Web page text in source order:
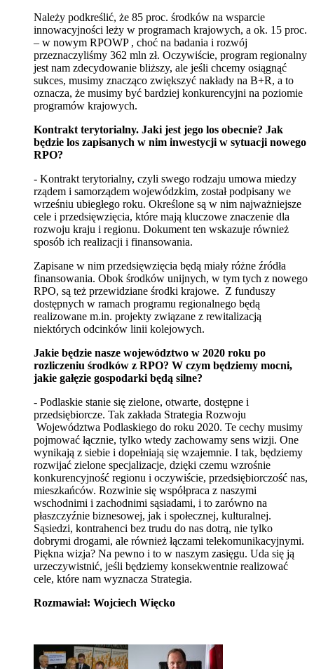
Należy podkreślić, że 85 proc. środków na wsparcie
innowacyjności leży w programach krajowych, a ok. 15 proc.
– w nowym RPOWP , choć na badania i rozwój
przeznaczyliśmy 362 mln zł. Oczywiście, program regionalny
jest nam zdecydowanie bliższy, ale jeśli chcemy osiągnąć
sukces, musimy znacząco zwiększyć nakłady na B+R, a to
oznacza, że musimy być bardziej konkurencyjni na poziomie
programów krajowych.
Kontrakt terytorialny. Jaki jest jego los obecnie? Jak
będzie los zapisanych w nim inwestycji w sytuacji nowego
RPO?
- Kontrakt terytorialny, czyli swego rodzaju umowa miedzy
rządem i samorządem wojewódzkim, został podpisany we
wrześniu ubiegłego roku. Określone są w nim najważniejsze
cele i przedsięwzięcia, które mają kluczowe znaczenie dla
rozwoju kraju i regionu. Dokument ten wskazuje również
sposób ich realizacji i finansowania.
Zapisane w nim przedsięwzięcia będą miały różne źródła
finansowania. Obok środków unijnych, w tym tych z nowego
RPO, są też przewidziane środki krajowe. Z funduszy
dostępnych w ramach programu regionalnego będą
realizowane m.in. projekty związane z rewitalizacją
niektórych odcinków linii kolejowych.
Jakie będzie nasze województwo w 2020 roku po
rozliczeniu środków z RPO? W czym będziemy mocni,
jakie gałęzie gospodarki będą silne?
- Podlaskie stanie się zielone, otwarte, dostępne i
przedsiębiorcze. Tak zakłada Strategia Rozwoju
Województwa Podlaskiego do roku 2020. Te cechy musimy
pojmować łącznie, tylko wtedy zachowamy sens wizji. One
wynikają z siebie i dopełniają się wzajemnie. I tak, będziemy
rozwijać zielone specjalizacje, dzięki czemu wzrośnie
konkurencyjność regionu i oczywiście, przedsiębiorczość nas,
mieszkańców. Rozwinie się współpraca z naszymi
wschodnimi i zachodnimi sąsiadami, i to zarówno na
płaszczyźnie biznesowej, jak i społecznej, kulturalnej.
Sąsiedzi, kontrahenci bez trudu do nas dotrą, nie tylko
dobrymi drogami, ale również łączami telekomunikacyjnymi.
Piękna wizja? Na pewno i to w naszym zasięgu. Uda się ją
urzeczywistnić, jeśli będziemy konsekwentnie realizować
cele, które nam wyznacza Strategia.
Rozmawiał: Wojciech Więcko